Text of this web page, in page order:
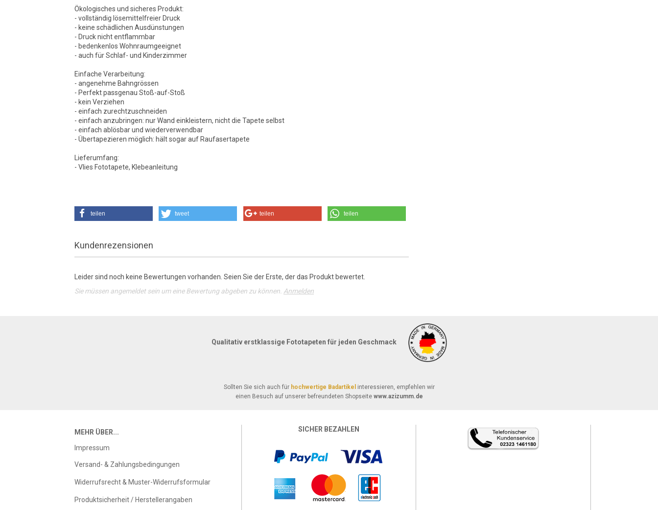
Ökologisches und sicheres Produkt:
- vollständig lösemittelfreier Druck
- keine schädlichen Ausdünstungen
- Druck nicht entflammbar
- bedenkenlos Wohnraumgeeignet
- auch für Schlaf- und Kinderzimmer
Einfache Verarbeitung:
- angenehme Bahngrössen
- Perfekt passgenau Stoß-auf-Stoß
- kein Verziehen
- einfach zurechtzuschneiden
- einfach anzubringen: nur Wand einkleistern, nicht die Tapete selbst
- einfach ablösbar und wiederverwendbar
- Übertapezieren möglich: hält sogar auf Raufasertapete
Lieferumfang:
- Vlies Fototapete, Klebeanleitung
teilen tweet teilen teilen
Kundenrezensionen
Leider sind noch keine Bewertungen vorhanden. Seien Sie der Erste, der das Produkt bewertet.
Sie müssen angemeldet sein um eine Bewertung abgeben zu können. Anmelden
Qualitativ erstklassige Fototapeten für jeden Geschmack
Sollten Sie sich auch für hochwertige Badartikel interessieren, empfehlen wir
einen Besuch auf unserer befreundeten Shopseite www.azizumm.de
MEHR ÜBER...
Impressum
Versand- & Zahlungsbedingungen
Widerrufsrecht & Muster-Widerrufsformular
Produktsicherheit / Herstellerangaben
SICHER BEZAHLEN